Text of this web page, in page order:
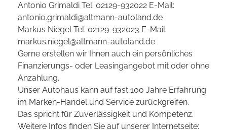
Antonio Grimaldi Tel. 02129-932022 E-Mail:
antonio.grimaldi@altmann-autoland.de
Markus Niegel Tel. 02129-932023 E-Mail:
markus.niegel@altmann-autoland.de
Gerne erstellen wir Ihnen auch ein persönliches
Finanzierungs- oder Leasingangebot mit oder ohne
Anzahlung.
Unser Autohaus kann auf fast 100 Jahre Erfahrung
im Marken-Handel und Service zurückgreifen.
Das spricht für Zuverlässigkeit und Kompetenz.
Weitere Infos finden Sie auf unserer Internetseite: